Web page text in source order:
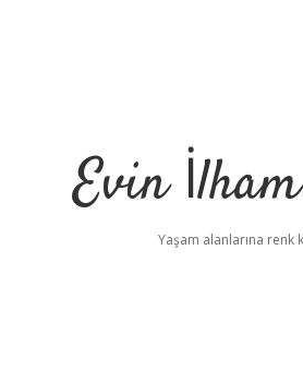
Evin
Yaşam alanlarına renk